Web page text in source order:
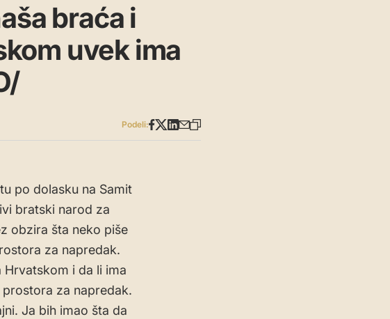
braća i
uvek ima
Podeli:
po dolasku na Samit
bratski narod za
obzira šta neko piše
za napredak.
i da li ima
za napredak.
Ja bih imao šta da